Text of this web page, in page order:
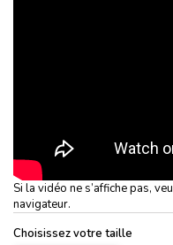
Si la vidéo ne s’affiche pas,
navigateur.
Choisissez votre taille